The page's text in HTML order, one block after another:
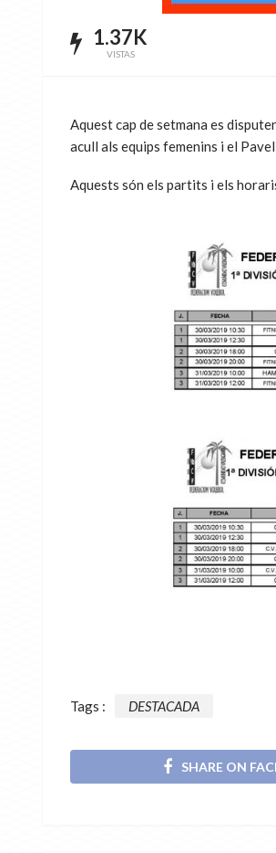
1.37K
VISTAS
Aquest cap de setmana es
acull als equips femenins i el
Aquests són els partits i els
Tags : DESTACADA
SHARE ON